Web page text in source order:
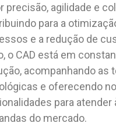
precisão, agilidade e
para a
e a redução de
o CAD está em
acompanhando as
e oferecendo
para atender
do mercado.